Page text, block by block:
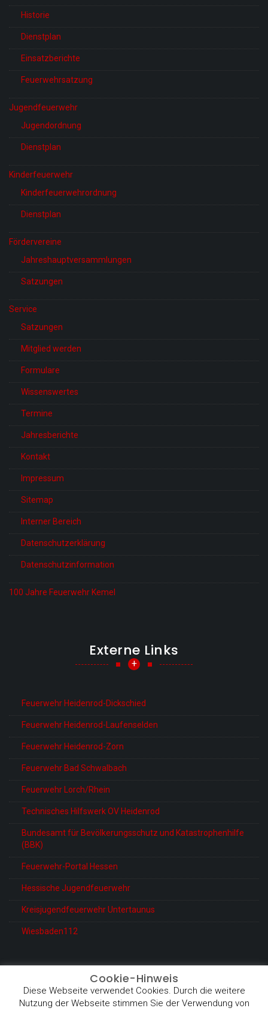
Historie
Dienstplan
Einsatzberichte
Feuerwehrsatzung
Jugendfeuerwehr
Jugendordnung
Dienstplan
Kinderfeuerwehr
Kinderfeuerwehrordnung
Dienstplan
Fördervereine
Jahreshauptversammlungen
Satzungen
Service
Satzungen
Mitglied werden
Formulare
Wissenswertes
Termine
Jahresberichte
Kontakt
Impressum
Sitemap
Interner Bereich
Datenschutzerklärung
Datenschutzinformation
100 Jahre Feuerwehr Kemel
Externe Links
+
Feuerwehr Heidenrod-Dickschied
Feuerwehr Heidenrod-Laufenselden
Feuerwehr Heidenrod-Zorn
Feuerwehr Bad Schwalbach
Feuerwehr Lorch/Rhein
Technisches Hilfswerk OV Heidenrod
Bundesamt für Bevölkerungsschutz und Katastrophenhilfe
(BBK)
Feuerwehr-Portal Hessen
Hessische Jugendfeuerwehr
Kreisjugendfeuerwehr Untertaunus
Wiesbaden112
© Feuerwehr Heidenrod-Kemel
Cookie-Hinweis
Diese Webseite verwendet Cookies. Durch die weitere
Nutzung der Webseite stimmen Sie der Verwendung von